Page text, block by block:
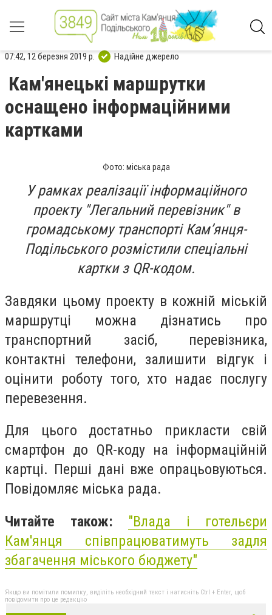
07:42, 12 березня 2019 р. Надійне джерело
Кам'янецькі маршрутки
оснащено інформаційними
картками
Фото: міська рада
У рамках реалізації інформаційного
проекту "Легальний перевізник" в
громадському транспорті Кам’янця-
Подільського розмістили спеціальні
картки з QR-кодом.
Завдяки цьому проекту в кожній міській
маршрутці можна дізнатись про
транспортний засіб, перевізника,
контактні телефони, залишити відгук і
оцінити роботу того, хто надає послугу
перевезення.
Для цього достатньо прикласти свій
смартфон до QR-коду на інформаційній
картці. Перші дані вже опрацьовуються.
Повідомляє міська рада.
Читайте також: "Влада і готельєри
Кам'янця співпрацюватимуть задля
збагачення міського бюджету"
Якщо ви помітили помилку, виділіть необхідний текст і натисніть Ctrl + Enter, щоб
повідомити про це редакцію